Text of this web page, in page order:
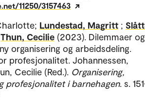
11250/3157463
Lundestad, Magritt ;
Thun, Cecilie (2023). Dilemmaer og
organisering og arbeidsdeling.
profesjonalitet. Johannessen,
Cecilie (Red.). Organisering,
profesjonalitet i barnehagen. s.